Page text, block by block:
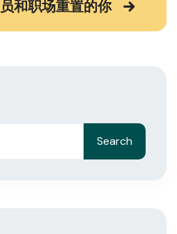
和职场重置的你
Search